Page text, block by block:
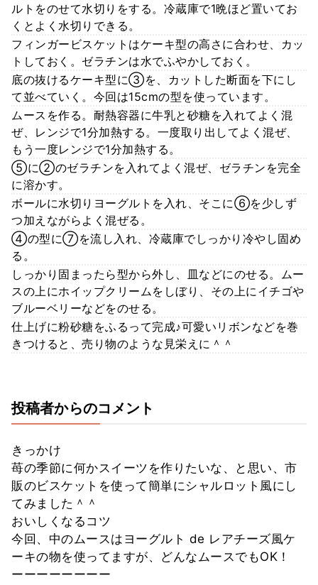
ルトをのせて水切りをする。冷蔵庫で1晩ほど置いてお
くとよく水切りできる。
フィンガービスケットはケーキ型の高さに合わせ、カッ
トしておく。ゼラチンは水でふやかしておく。
底の抜けるケーキ型に③を、カットした断面を下にし
て並べていく。今回は15cmの型を使っています。
ムースを作る。耐熱容器に牛乳と砂糖を入れてよく混
ぜ、レンジで1分加熱する。一度取り出してよく混ぜ、
もう一度レンジで1分加熱する。
⑤に②のゼラチンを入れてよく混ぜ、ゼラチンを完全
に溶かす。
ボールに水切りヨーグルトを入れ、そこに⑥を少しず
つ加えながらよく混ぜる。
④の型に⑦を流し入れ、冷蔵庫でしっかり冷やし固め
る。
しっかり固まったら型から外し、皿などにのせる。ムー
スの上にホイップクリームをしぼり、その上にイチゴや
ブルーベリーなどをのせる。
仕上げに粉砂糖をふるって完成♪可愛いリボンなどを巻
きつけると、売り物のような見栄えに＾＾
投稿者からのコメント
きっかけ
苺の季節に何かスイーツを作りたいな、と思い、市
販のビスケットを使って簡単にシャルロット風にし
てみました＾＾
おいしくなるコツ
今回、中のムースはヨーグルト de レアチーズ風ケ
ーキの物を使ってますが、どんなムースでもOK！
ーーーーーーーー